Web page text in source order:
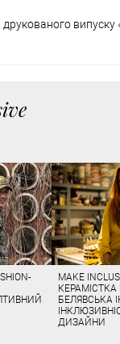
випуску
MAKE
КЕРАМІСТКА
БЕЛЯВСЬКА
ДИЗАЙНИ